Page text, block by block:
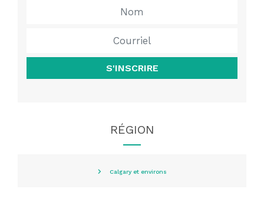
S'INSCRIRE
RÉGION
Calgary et environs